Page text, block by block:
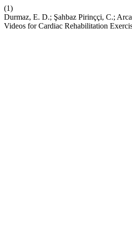
(1)
Durmaz, E. D.; Şahbaz Pirinççi, C.;
Videos for Cardiac Rehabilitation